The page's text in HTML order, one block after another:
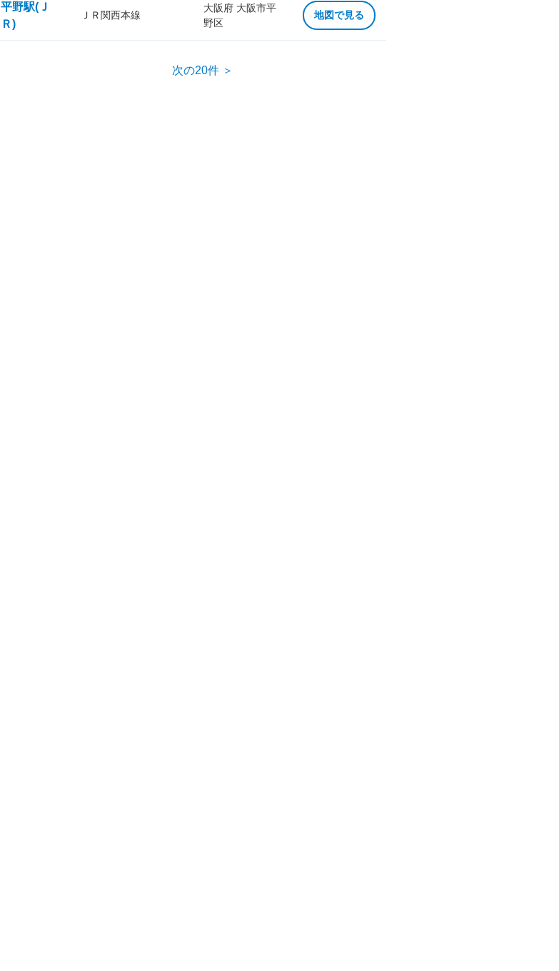
平野駅(Ｊ
Ｒ)
ＪＲ関西本線
大阪府 大阪市平
野区
地図で見る
次の20件 ＞